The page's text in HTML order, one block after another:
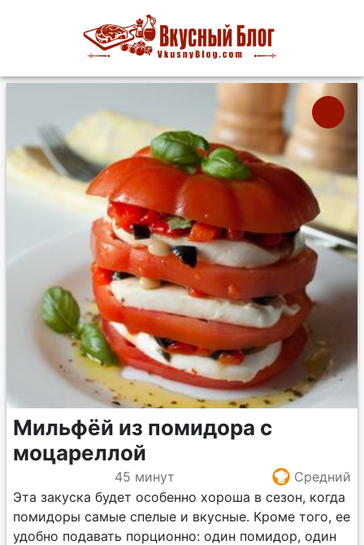
Мильфёй из помидора с
моцареллой
45 минут
Средний
Эта закуска будет особенно хороша в сезон, когда
помидоры самые спелые и вкусные. Кроме того, ее
удобно подавать порционно: один помидор, один